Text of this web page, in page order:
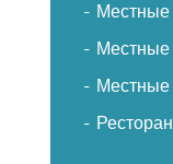
- Местные
- Местные
- Местные
-